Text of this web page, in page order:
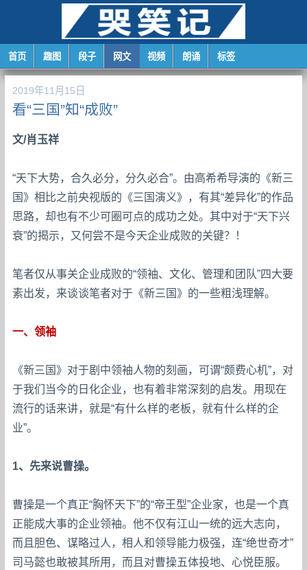
首页 趣图 段子 网文 视频 朗诵 标签
2019年11月15日
看“三国”知“成败”
文/肖玉祥
“天下大势，合久必分，分久必合”。由高希希导演的《新三
国》相比之前央视版的《三国演义》，有其“差异化”的作品
思路，却也有不少可圈可点的成功之处。其中对于“天下兴
衰”的揭示，又何尝不是今天企业成败的关键？！
笔者仅从事关企业成败的“领袖、文化、管理和团队”四大要
素出发，来谈谈笔者对于《新三国》的一些粗浅理解。
一、领袖
《新三国》对于剧中领袖人物的刻画，可谓“颇费心机”，对
于我们当今的日化企业，也有着非常深刻的启发。用现在
流行的话来讲，就是“有什么样的老板，就有什么样的企
业”。
1、先来说曹操。
曹操是一个真正“胸怀天下”的“帝王型”企业家，也是一个真
正能成大事的企业领袖。他不仅有江山一统的远大志向，
而且胆色、谋略过人，相人和领导能力极强，连“绝世奇才”
司马懿也敢被其所用，而且对曹操五体投地、心悦臣服。